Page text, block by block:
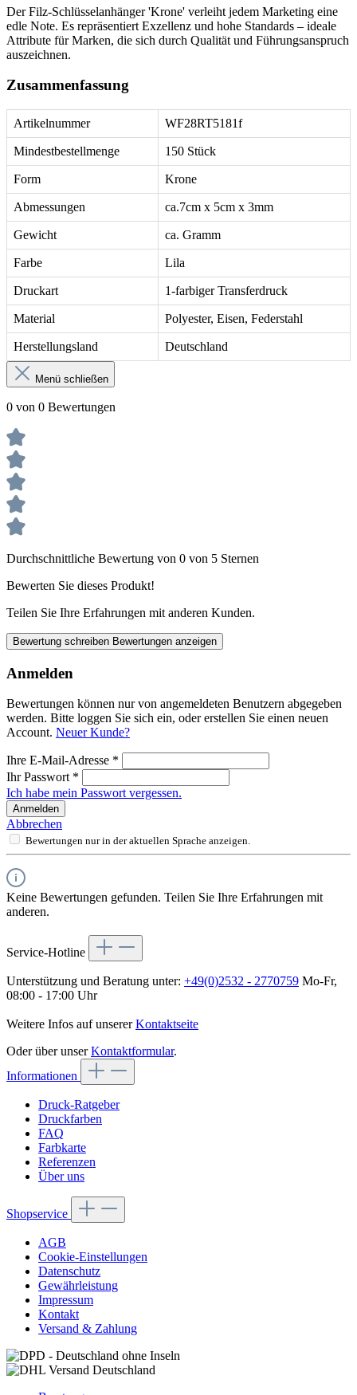
Der Filz-Schlüsselanhänger 'Krone' verleiht jedem Marketing eine
edle Note. Es repräsentiert Exzellenz und hohe Standards – ideale
Attribute für Marken, die sich durch Qualität und Führungsanspruch
auszeichnen.
Zusammenfassung
Artikelnummer WF28RT5181f
Mindestbestellmenge 150 Stück
Form Krone
Abmessungen ca.7cm x 5cm x 3mm
Gewicht ca. Gramm
Farbe Lila
Druckart 1-farbiger Transferdruck
Material Polyester, Eisen, Federstahl
Herstellungsland Deutschland
Menü schließen
0 von 0 Bewertungen
Durchschnittliche Bewertung von 0 von 5 Sternen
Bewerten Sie dieses Produkt!
Teilen Sie Ihre Erfahrungen mit anderen Kunden.
Bewertung schreiben Bewertungen anzeigen
Anmelden
Bewertungen können nur von angemeldeten Benutzern abgegeben
werden. Bitte loggen Sie sich ein, oder erstellen Sie einen neuen
Account. Neuer Kunde?
Ihre E-Mail-Adresse *
Ihr Passwort *
Ich habe mein Passwort vergessen.
Anmelden
Abbrechen
Bewertungen nur in der aktuellen Sprache anzeigen.
Keine Bewertungen gefunden. Teilen Sie Ihre Erfahrungen mit
anderen.
Service-Hotline
Unterstützung und Beratung unter: +49(0)2532 - 2770759 Mo-Fr,
08:00 - 17:00 Uhr
Weitere Infos auf unsererKontaktseite
Oder über unserKontaktformular.
Informationen
Druck-Ratgeber
Druckfarben
FAQ
Farbkarte
Referenzen
Über uns
Shopservice
AGB
Cookie-Einstellungen
Datenschutz
Gewährleistung
Impressum
Kontakt
Versand & Zahlung